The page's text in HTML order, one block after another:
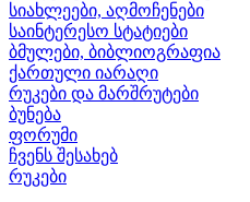
სიახლეები, აღმოჩენები
საინტერესო სტატიები
ბმულები, ბიბლიოგრაფია
ქართული იარაღი
რუკები და მარშრუტები
ბუნება
ფორუმი
ჩვენს შესახებ
რუკები